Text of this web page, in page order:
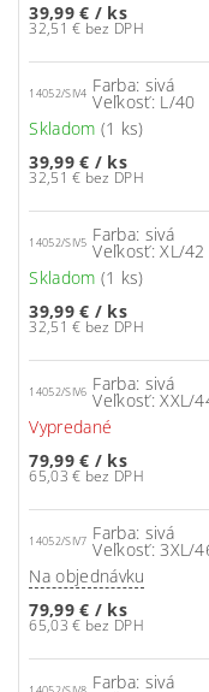
39,99 € / ks
32,51 € bez DPH
14052/SIV4 Farba: sivá
Veľkosť: L/40
Skladom (1 ks)
39,99 € / ks
32,51 € bez DPH
14052/SIV5 Farba: sivá
Veľkosť: XL/42
Skladom (1 ks)
39,99 € / ks
32,51 € bez DPH
14052/SIV6 Farba: sivá
Veľkosť: XXL/
Vypredané
79,99 € / ks
65,03 € bez DPH
14052/SIV7 Farba: sivá
Veľkosť: 3XL/
Na objednávku
79,99 € / ks
65,03 € bez DPH
Farba: sivá